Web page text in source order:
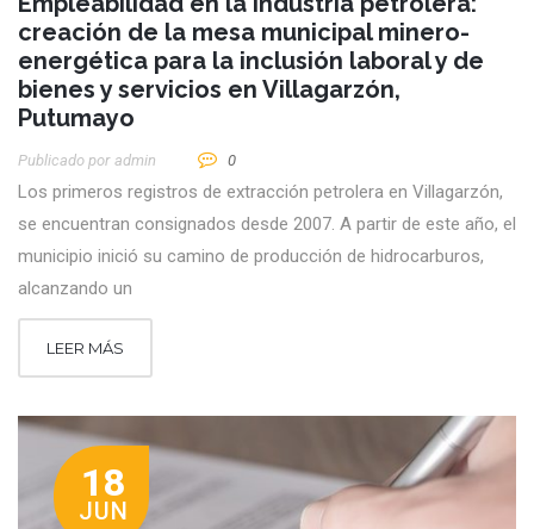
creación de la mesa municipal minero-
energética para la inclusión laboral y de
bienes y servicios en Villagarzón,
Putumayo
Publicado por Admin 0
Los primeros registros de extracción petrolera en Villagarzón,
se encuentran consignados desde 2007. A partir de este año, el
municipio inició su camino de producción de hidrocarburos,
alcanzando un
LEER MÁS
18
JUN